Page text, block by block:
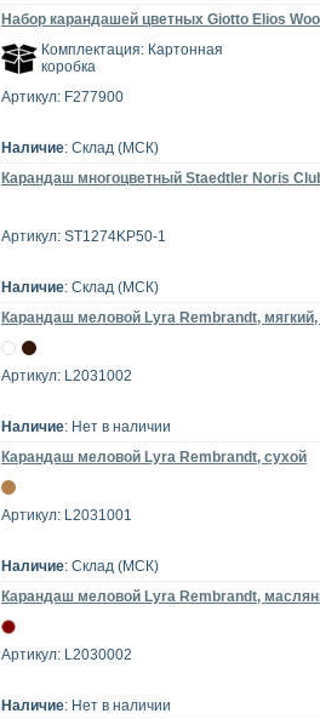
Набор карандашей цветных Giotto Elios
Комплектация: Картонная
коробка
Артикул: F277900
Наличие: Склад (МСК)
Карандаш многоцветный Staedtler Noris
Артикул: ST1274KP50-1
Наличие: Склад (МСК)
Карандаш меловой Lyra Rembrandt,
Артикул: L2031002
Наличие: Нет в наличии
Карандаш меловой Lyra Rembrandt, сухой
Артикул: L2031001
Наличие: Склад (МСК)
Карандаш меловой Lyra Rembrandt,
Артикул: L2030002
Наличие: Нет в наличии